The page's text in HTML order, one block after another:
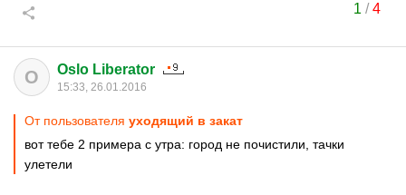
1 /4
O Oslo Liberator
15:33, 26.01.2016
От пользователя уходящий в закат
вот тебе 2 примера с утра: город не почистили, тачки
улетели